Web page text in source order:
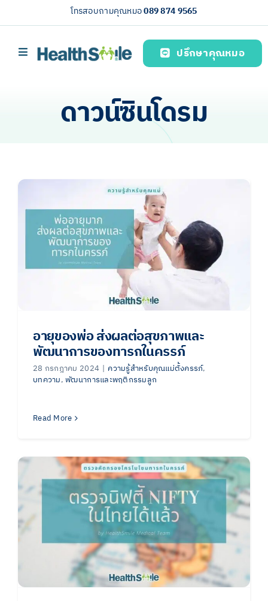
to
โทรสอบถามคุณหมอ089 874 9565
Toggle
บริการของเรา (Our services)
ปรึกษาคุณหมอ
ดาวน์ซินโดรม
อายุของพ่อ ส่งผลต่อสุขภาพและ
พัฒนาการของทารกในครรภ์
28 กรกฎาคม 2024 | ความรู้สำหรับคุณแม่ตั้งครรภ์,
บทความ,พัฒนาการและพฤติกรรมลูก
Read More